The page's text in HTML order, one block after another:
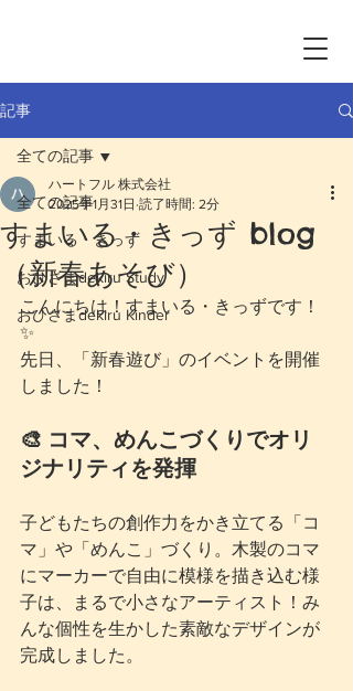
記事
全ての記事
すまいる・きっず
おひさまdekiru Study
おひさまdekiru Kinder
全ての記事
すまいる・きっず blog
（新春あそび）
ハートフル 株式会社
2025年1月31日 読了時間: 2分
こんにちは！すまいる・きっずです！
✨
先日、「新春遊び」のイベントを開催
しました！
🎨 コマ、めんこづくりでオリ
ジナリティを発揮
子どもたちの創作力をかき立てる「コ
マ」や「めんこ」づくり。木製のコマ
にマーカーで自由に模様を描き込む様
子は、まるで小さなアーティスト！み
んな個性を生かした素敵なデザインが
完成しました。